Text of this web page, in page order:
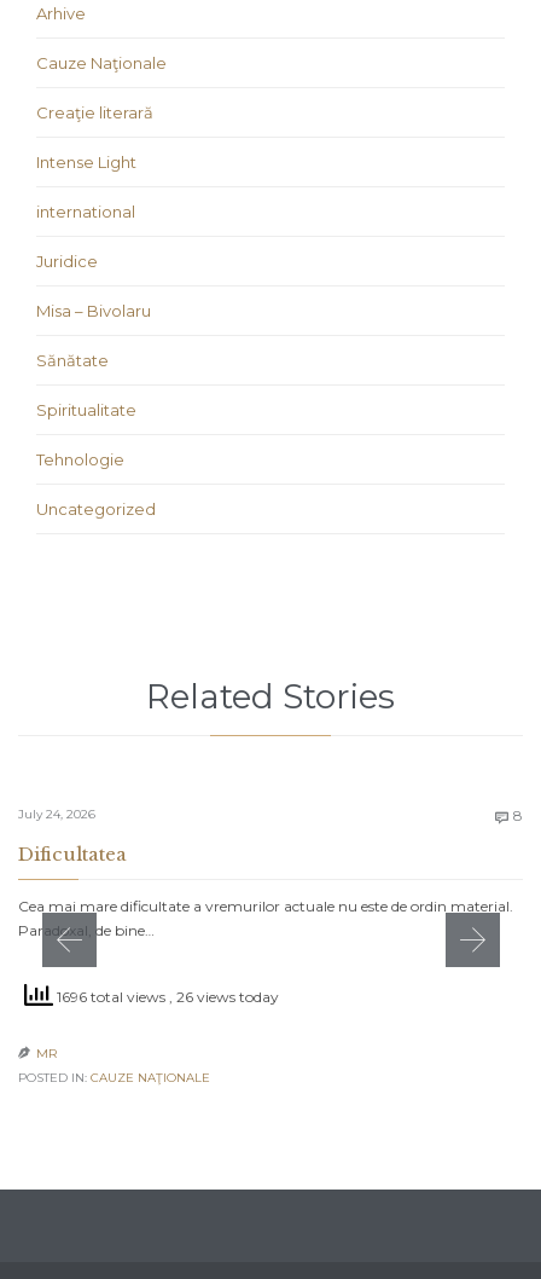
Arhive
Cauze Naţionale
Creaţie literară
Intense Light
international
Juridice
Misa – Bivolaru
Sănătate
Spiritualitate
Tehnologie
Uncategorized
Related Stories
July 24, 2026  8
Dificultatea
Cea mai mare dificultate a vremurilor actuale nu este de ordin material.
Paradoxal, de bine…
1696 total views , 26 views today
 MR
POSTED IN: CAUZE NAŢIONALE